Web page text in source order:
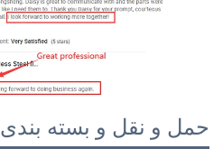
حمل و نقل و بسته بندی